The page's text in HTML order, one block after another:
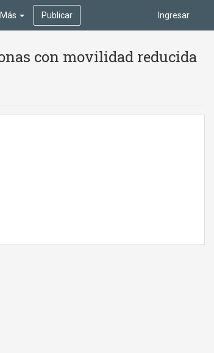
Ingresar
Más Publicar
con movilidad reducida